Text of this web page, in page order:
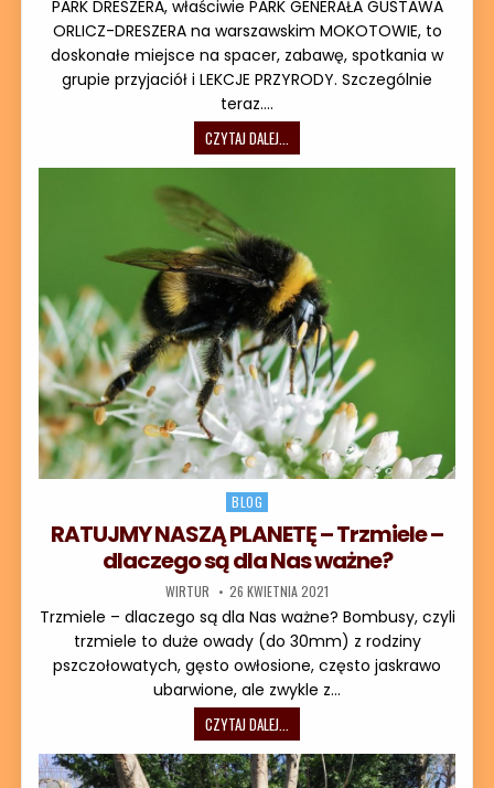
PARK DRESZERA, właściwie PARK GENERAŁA GUSTAWA
ORLICZ-DRESZERA na warszawskim MOKOTOWIE, to
doskonałe miejsce na spacer, zabawę, spotkania w
grupie przyjaciół i LEKCJE PRZYRODY. Szczególnie
teraz….
CZYTAJ DALEJ...
Posted in
BLOG
RATUJMY NASZĄ PLANETĘ – Trzmiele –
dlaczego są dla Nas ważne?
AUTOR:
WIRTUR DATA PUBLIKACJI:
26 KWIETNIA 2021
Trzmiele – dlaczego są dla Nas ważne? Bombusy, czyli
trzmiele to duże owady (do 30mm) z rodziny
pszczołowatych, gęsto owłosione, często jaskrawo
ubarwione, ale zwykle z…
CZYTAJ DALEJ...